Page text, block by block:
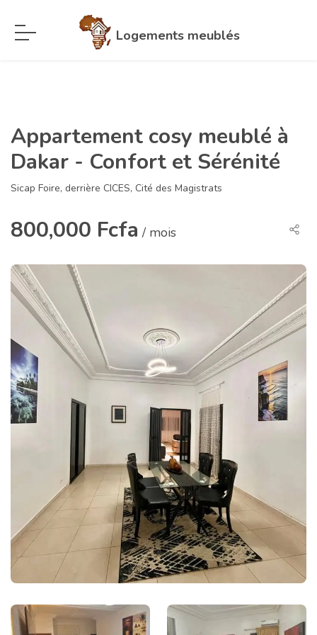
Logements meublés
Appartement cosy meublé à
Dakar - Confort et Sérénité
Sicap Foire, derrière CICES, Cité des Magistrats
800,000 Fcfa / mois